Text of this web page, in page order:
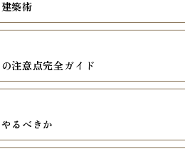
築術
注意点完全ガイド
るべきか